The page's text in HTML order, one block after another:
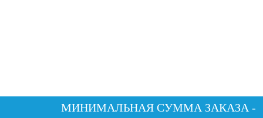
МИНИМАЛЬНАЯ СУММА ЗАКАЗА -